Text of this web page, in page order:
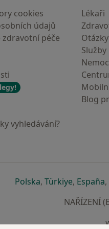
cookies
údajů
péče
vyhledávání?
Lékaři
Služby
Blog
Polskase otevře v nové
, Türkiyese
, España,
NAŘÍZENÍ